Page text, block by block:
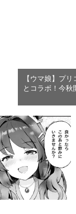
【ウマ娘】プ
とコラボ！今秋